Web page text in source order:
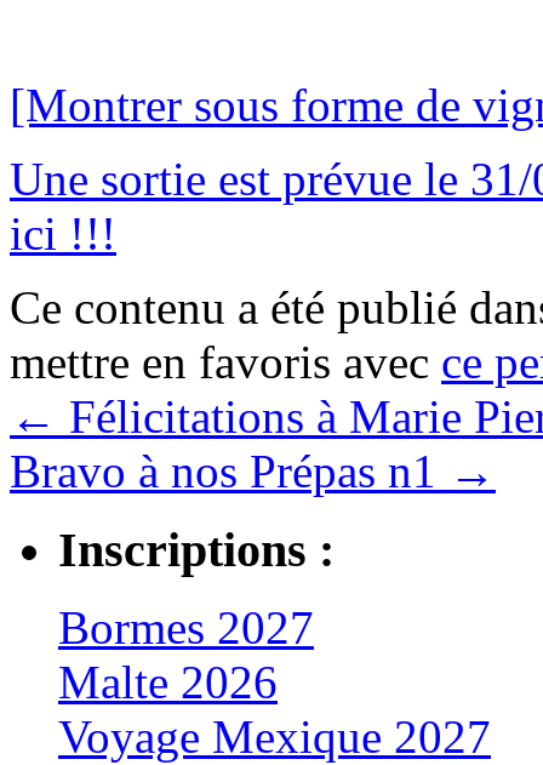
[Montrer sous forme de
Une sortie est prévue le
ici !!!
Ce contenu a été publié
mettre en favoris avec ce
← Félicitations à Marie
Bravo à nos Prépas n1 →
Inscriptions :
Bormes 2027
Malte 2026
Voyage Mexique 2027